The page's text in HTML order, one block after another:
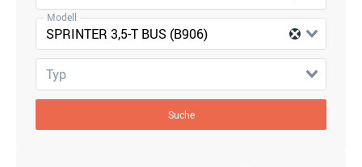
Modell
SPRINTER 3,5-T BUS (B906)
Typ
Suche